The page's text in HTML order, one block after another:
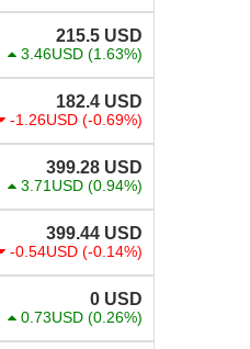
215.5 USD
3.46USD (1.63%)
182.4 USD
-1.26USD (-0.69%)
399.28 USD
3.71USD (0.94%)
399.44 USD
-0.54USD (-0.14%)
0 USD
0.73USD (0.26%)